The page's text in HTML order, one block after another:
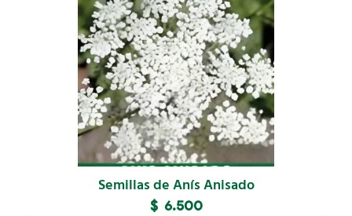
Semillas de Anís Anisado
$ 6.500